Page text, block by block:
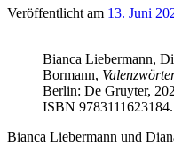
Veröffentlicht am 13. Juni
Bianca Liebermann,
Bormann,
Berlin: De Gruyter,
ISBN 9783111623184.
Bianca Liebermann und